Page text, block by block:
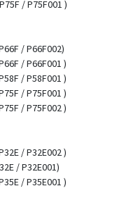
/ P75F001 )
/ P66F002)
/ P66F001 )
/ P58F001 )
/ P75F001 )
/ P75F002 )
/ P32E002 )
/ P32E001)
/ P35E001 )